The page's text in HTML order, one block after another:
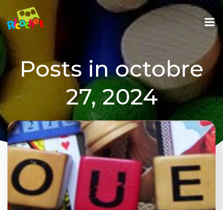
Aller
au
contenu
Posts in octobre
27, 2024